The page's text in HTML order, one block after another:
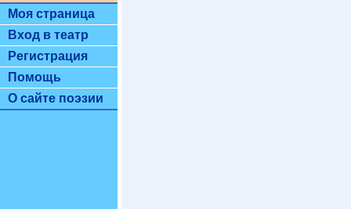
Моя страница
Вход в театр
Регистрация
Помощь
О сайте поэзии